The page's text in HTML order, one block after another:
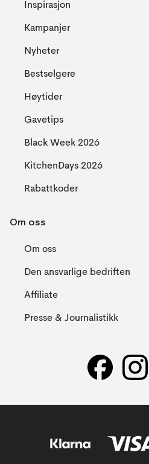
Inspirasjon
Kampanjer
Nyheter
Bestselgere
Høytider
Gavetips
Black Week 2026
KitchenDays 2026
Rabattkoder
Om oss
Om oss
Den ansvarlige bedriften
Affiliate
Presse & Journalistikk